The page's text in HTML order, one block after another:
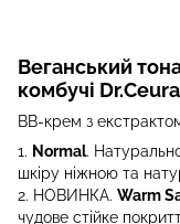
Веганський
комбучі
ВВ-крем з
1. Normal.
шкіру ніжною та
2. НОВИНКА. Warm
чудове стійке